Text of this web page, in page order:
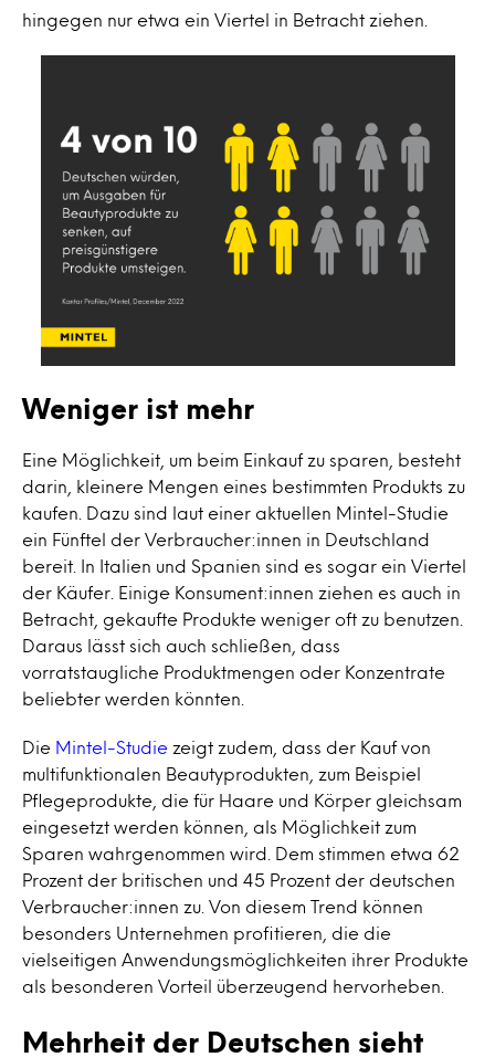
hingegen nur etwa ein Viertel in Betracht ziehen.
Weniger ist mehr
Eine Möglichkeit, um beim Einkauf zu sparen, besteht
darin, kleinere Mengen eines bestimmten Produkts zu
kaufen. Dazu sind laut einer aktuellen Mintel-Studie
ein Fünftel der Verbraucher:innen in Deutschland
bereit. In Italien und Spanien sind es sogar ein Viertel
der Käufer. Einige Konsument:innen ziehen es auch in
Betracht, gekaufte Produkte weniger oft zu benutzen.
Daraus lässt sich auch schließen, dass
vorratstaugliche Produktmengen oder Konzentrate
beliebter werden könnten.
Die Mintel-Studie zeigt zudem, dass der Kauf von
multifunktionalen Beautyprodukten, zum Beispiel
Pflegeprodukte, die für Haare und Körper gleichsam
eingesetzt werden können, als Möglichkeit zum
Sparen wahrgenommen wird. Dem stimmen etwa 62
Prozent der britischen und 45 Prozent der deutschen
Verbraucher:innen zu. Von diesem Trend können
besonders Unternehmen profitieren, die die
vielseitigen Anwendungsmöglichkeiten ihrer Produkte
als besonderen Vorteil überzeugend hervorheben.
Mehrheit der Deutschen sieht